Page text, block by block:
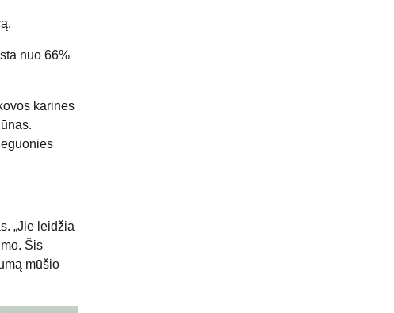
nuo 66%
karines
„Jie leidžia
Šis
mūšio